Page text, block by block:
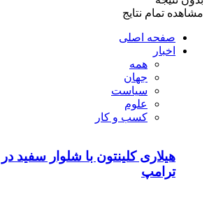
تمام نتایج
صفحه اصلی
اخبار
همه
جهان
سیاست
علوم
کسب و کار
هیلاری کلینتون با شلوار سفید در
ترامپ